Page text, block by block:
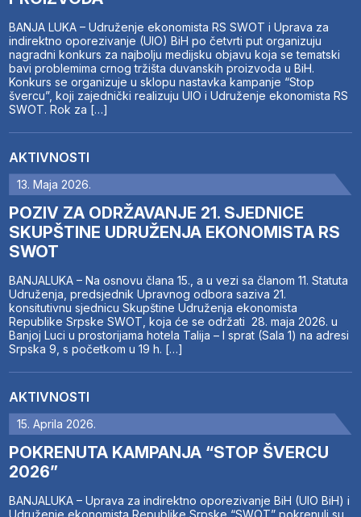
BANJA LUKA – Udruženje ekonomista RS SWOT i Uprava za
indirektno oporezivanje (UIO) BiH po četvrti put organizuju
nagradni konkurs za najbolju medijsku objavu koja se tematski
bavi problemima crnog tržišta duvanskih proizvoda u BiH.
Konkurs se organizuje u sklopu nastavka kampanje “Stop
švercu”, koji zajednički realizuju UIO i Udruženje ekonomista RS
SWOT. Rok za […]
AKTIVNOSTI
13. Maja 2026.
POZIV ZA ODRŽAVANJE 21. SJEDNICE
SKUPŠTINE UDRUŽENJA EKONOMISTA RS
SWOT
BANJALUKA – Na osnovu člana 15., a u vezi sa članom 11. Statuta
Udruženja, predsjednik Upravnog odbora saziva 21.
konsitutivnu sjednicu Skupštine Udruženja ekonomista
Republike Srpske SWOT, koja će se održati 28. maja 2026. u
Banjoj Luci u prostorijama hotela Talija – I sprat (Sala 1) na adresi
Srpska 9, s početkom u 19 h. […]
AKTIVNOSTI
15. Aprila 2026.
POKRENUTA KAMPANJA “STOP ŠVERCU
2026”
BANJALUKA – Uprava za indirektno oporezivanje BiH (UIO BiH) i